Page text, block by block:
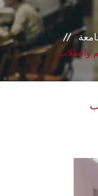
إدرات القطاع
والطلاب